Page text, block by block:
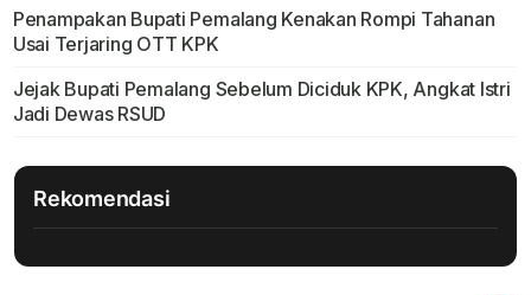
Penampakan Bupati Pemalang Kenakan Rompi Tahanan
Usai Terjaring OTT KPK
Jejak Bupati Pemalang Sebelum Diciduk KPK, Angkat Istri
Jadi Dewas RSUD
Rekomendasi